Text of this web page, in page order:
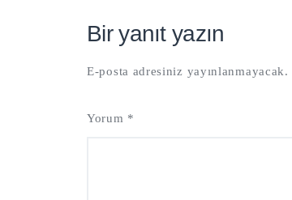
Bir yanıt yazın
E-posta adresiniz yayınlanmayacak.
Yorum *